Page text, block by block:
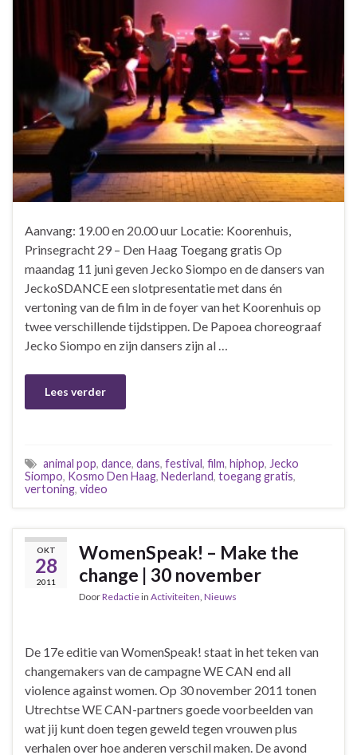
Aanvang: 19.00 en 20.00 uur Locatie: Koorenhuis,
Prinsegracht 29 – Den Haag Toegang gratis Op
maandag 11 juni geven Jecko Siompo en de dansers van
JeckoSDANCE een slotpresentatie met dans én
vertoning van de film in de foyer van het Koorenhuis op
twee verschillende tijdstippen. De Papoea choreograaf
Jecko Siompo en zijn dansers zijn al …
Lees verder
animal pop, dance, dans, festival, film, hiphop, Jecko
Siompo, Kosmo Den Haag, Nederland, toegang gratis,
vertoning, video
OKT
28
2011
WomenSpeak! – Make the
change | 30 november
DoorRedactiein Activiteiten, Nieuws
De 17e editie van WomenSpeak! staat in het teken van
changemakers van de campagne WE CAN end all
violence against women. Op 30 november 2011 tonen
Utrechtse WE CAN-partners goede voorbeelden van
wat jij kunt doen tegen geweld tegen vrouwen plus
verhalen over hoe anderen verschil maken. De avond